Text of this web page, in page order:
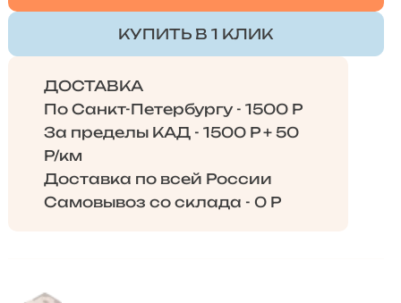
КУПИТЬ В 1 КЛИК
ДОСТАВКА
По Санкт-Петербургу - 1500 Р
За пределы КАД - 1500 Р + 50
Р/км
Доставка по всей России
Самовывоз со склада - 0 Р